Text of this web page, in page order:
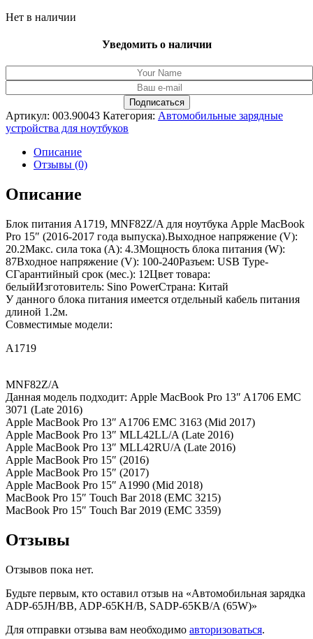
Нет в наличии
Уведомить о наличии
Артикул: 003.90043 Категория: Автомобильные зарядные
устройства для ноутбуков
Описание
Отзывы (0)
Описание
Блок питания A1719, MNF82Z/A для ноутбука Apple MacBook
Pro 15″ (2016-2017 года выпуска).Выходное напряжение (V):
20.2Макс. сила тока (A): 4.3Мощность блока питания (W):
87Входное напряжение (V): 100-240Разъем: USB Type-
CГарантийный срок (мес.): 12Цвет товара:
белыйИзготовитель: Sino PowerСтрана: Китай
У данного блока питания имеется отдельный кабель питания
длиной 1.2м.
Совместимые модели:
A1719
MNF82Z/A
Данная модель подходит: Apple MacBook Pro 13″ A1706 EMC
3071 (Late 2016)
Apple MacBook Pro 13″ A1706 EMC 3163 (Mid 2017)
Apple MacBook Pro 13″ MLL42LL/A (Late 2016)
Apple MacBook Pro 13″ MLL42RU/A (Late 2016)
Apple MacBook Pro 15″ (2016)
Apple MacBook Pro 15″ (2017)
Apple MacBook Pro 15″ A1990 (Mid 2018)
MacBook Pro 15″ Touch Bar 2018 (EMC 3215)
MacBook Pro 15″ Touch Bar 2019 (EMC 3359)
Отзывы
Отзывов пока нет.
Будьте первым, кто оставил отзыв на «Автомобильная зарядка
ADP-65JH/BB, ADP-65KH/B, SADP-65KB/A (65W)»
Для отправки отзыва вам необходимо авторизоваться.